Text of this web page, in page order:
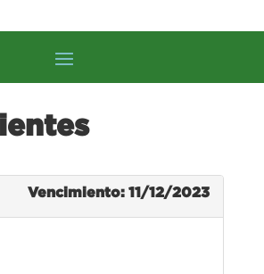
Vencimiento: 11/12/2023